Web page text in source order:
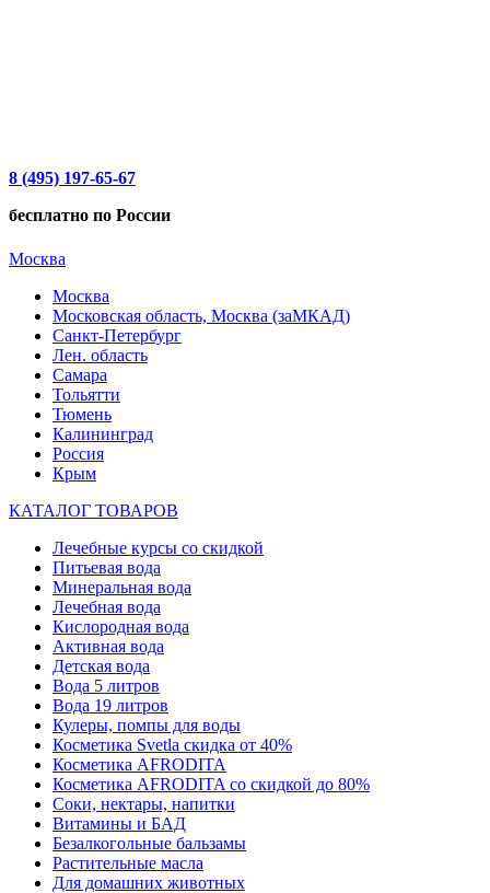
8 (495) 197-65-67
бесплатно по России
Москва
Москва
Московская область, Москва (заМКАД)
Санкт-Петербург
Лен. область
Самара
Тольятти
Тюмень
Калининград
Россия
Крым
КАТАЛОГ ТОВАРОВ
Лечебные курсы со скидкой
Питьевая вода
Минеральная вода
Лечебная вода
Кислородная вода
Активная вода
Детская вода
Вода 5 литров
Вода 19 литров
Кулеры, помпы для воды
Косметика Svetla скидка от 40%
Косметика AFRODITA
Косметика AFRODITA со скидкой до 80%
Соки, нектары, напитки
Витамины и БАД
Безалкогольные бальзамы
Растительные масла
Для домашних животных